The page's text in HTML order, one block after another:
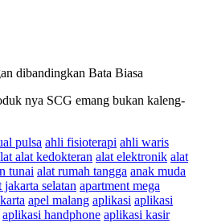
dibandingkan Bata Biasa
nya SCG emang bukan kaleng-
pulsa ahli fisioterapi ahli waris
alat kedokteran alat elektronik alat
tunai alat rumah tangga anak muda
jakarta selatan apartment mega
apel malang aplikasi aplikasi
aplikasi handphone aplikasi kasir